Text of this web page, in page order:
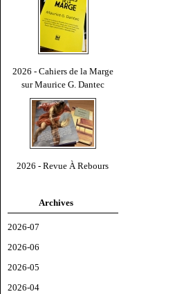
2026 - Cahiers de la Marge
sur Maurice G. Dantec
2026 - Revue À Rebours
Archives
2026-07
2026-06
2026-05
2026-04